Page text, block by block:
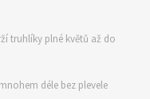
truhlíky plné květů až do
déle bez plevele